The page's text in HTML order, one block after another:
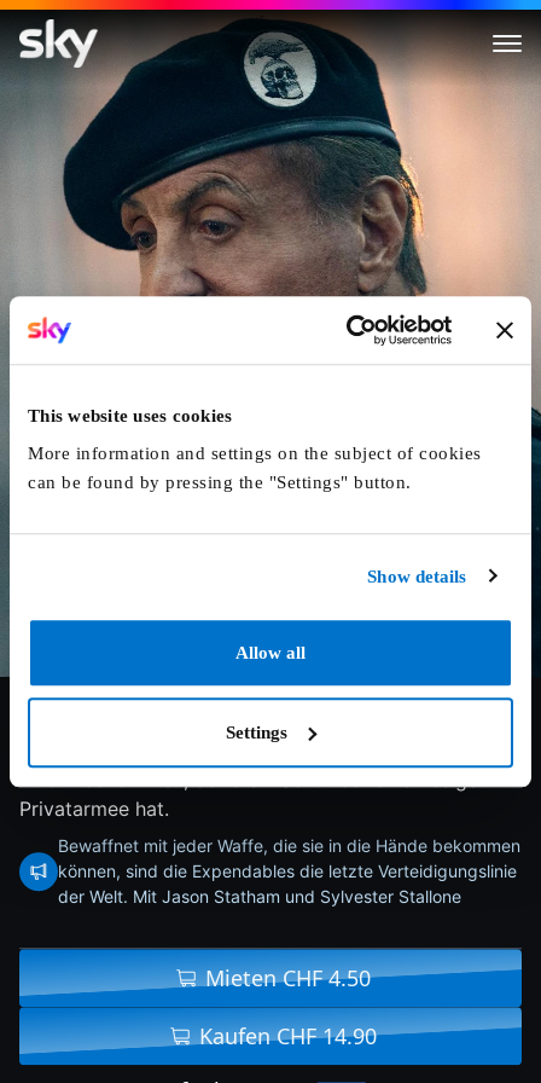
This website uses cookies
More information and settings on the subject of cookies
can be found by pressing the "Settings" button.
Show details
Allow all
Settings
The Expendables 4
6.1/10 2023 100 min Action
zu tun bekommen, der die Macht über eine riesige
Privatarmee hat.
Bewaffnet mit jeder Waffe, die sie in die Hände bekommen
können, sind die Expendables die letzte Verteidigungslinie
der Welt. Mit Jason Statham und Sylvester Stallone
Mieten CHF 4.50
Kaufen CHF 14.90